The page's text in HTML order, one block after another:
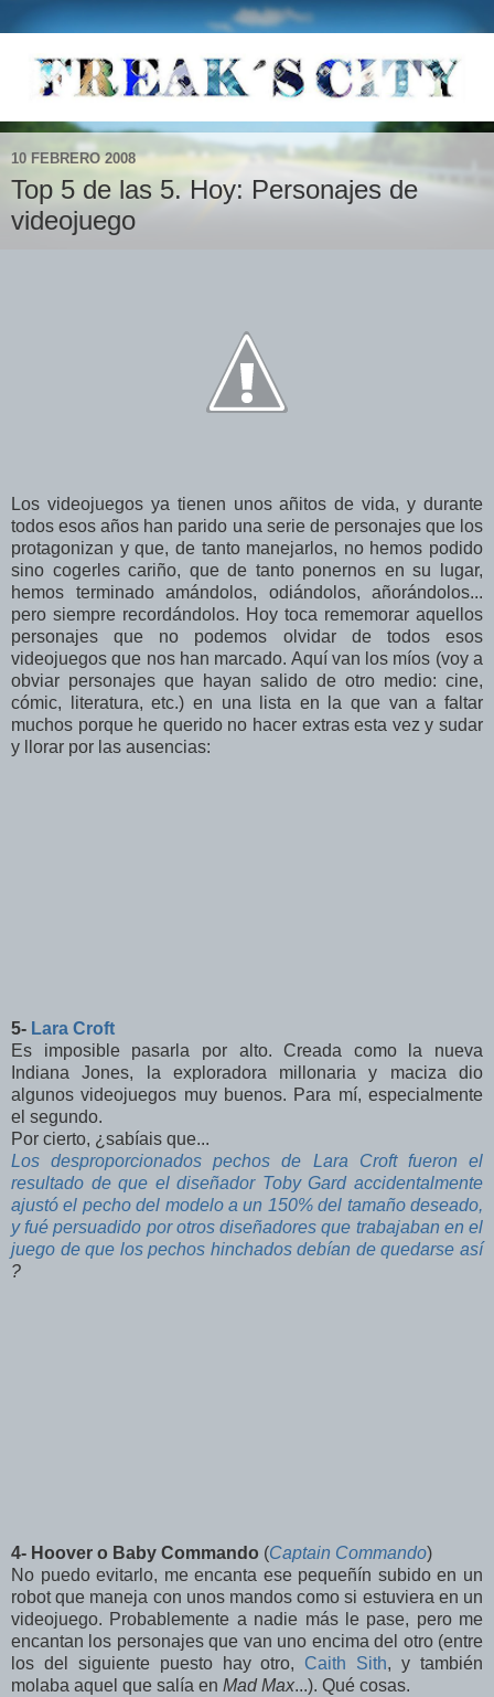
10 FEBRERO 2008
Top 5 de las 5. Hoy: Personajes de
videojuego
Los videojuegos ya tienen unos añitos de vida, y durante
todos esos años han parido una serie de personajes que los
protagonizan y que, de tanto manejarlos, no hemos podido
sino cogerles cariño, que de tanto ponernos en su lugar,
hemos terminado amándolos, odiándolos, añorándolos...
pero siempre recordándolos. Hoy toca rememorar aquellos
personajes que no podemos olvidar de todos esos
videojuegos que nos han marcado. Aquí van los míos (voy a
obviar personajes que hayan salido de otro medio: cine,
cómic, literatura, etc.) en una lista en la que van a faltar
muchos porque he querido no hacer extras esta vez y sudar
y llorar por las ausencias:
5- Lara Croft
Es imposible pasarla por alto. Creada como la nueva
Indiana Jones, la exploradora millonaria y maciza dio
algunos videojuegos muy buenos. Para mí, especialmente
el segundo.
Por cierto, ¿sabíais que...
Los desproporcionados pechos de Lara Croft fueron el
resultado de que el diseñador Toby Gard accidentalmente
ajustó el pecho del modelo a un 150% del tamaño deseado,
y fué persuadido por otros diseñadores que trabajaban en el
juego de que los pechos hinchados debían de quedarse así
?
4- Hoover o Baby Commando (Captain Commando)
No puedo evitarlo, me encanta ese pequeñín subido en un
robot que maneja con unos mandos como si estuviera en un
videojuego. Probablemente a nadie más le pase, pero me
encantan los personajes que van uno encima del otro (entre
los del siguiente puesto hay otro, Caith Sith, y también
molaba aquel que salía en Mad Max...). Qué cosas.